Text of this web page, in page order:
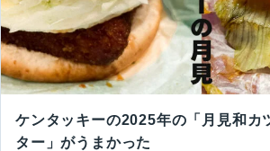
ケンタッキーの2025年の「月見和カ
ター」がうまかった